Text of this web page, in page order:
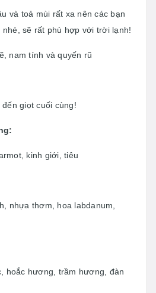
và toả mùi rất xa nên các bạn
sẽ rất phù hợp với trời lạnh!
nam tính và quyến rũ
giọt cuối cùng!
kinh giới, tiêu
nhựa thơm, hoa labdanum,
hoắc hương, trầm hương, đàn